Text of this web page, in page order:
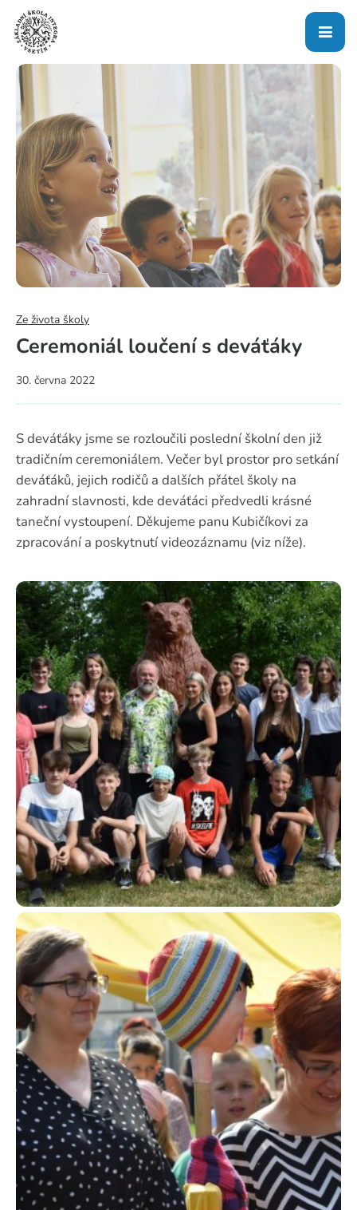
Ze života školy
Ceremoniál loučení s deváťáky
30. června 2022
S deváťáky jsme se rozloučili poslední školní den již
tradičním ceremoniálem. Večer byl prostor pro setkání
deváťáků, jejich rodičů a dalších přátel školy na
zahradní slavnosti, kde deváťáci předvedli krásné
taneční vystoupení. Děkujeme panu Kubičíkovi za
zpracování a poskytnutí videozáznamu (viz níže).